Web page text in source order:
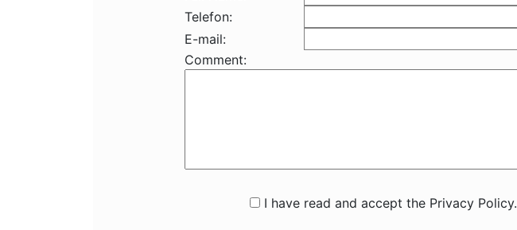
Telefon:
E-mail:
Comment:
I have read and accept the Privacy Policy.